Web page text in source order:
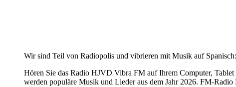
Wir sind Teil von Radiopolis und vibrieren mit Musik auf
Hören Sie das Radio HJVD Vibra FM auf Ihrem Computer,
werden populäre Musik und Lieder aus dem Jahr 2026. FM-